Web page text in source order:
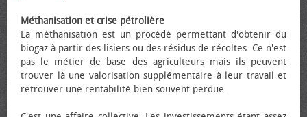
Méthanisation et crise pétrolière
La méthanisation est un procédé permettant d'obtenir du
biogaz à partir des lisiers ou des résidus de récoltes. Ce n'est
pas le métier de base des agriculteurs mais ils peuvent
trouver là une valorisation supplémentaire à leur travail et
retrouver une rentabilité bien souvent perdue.